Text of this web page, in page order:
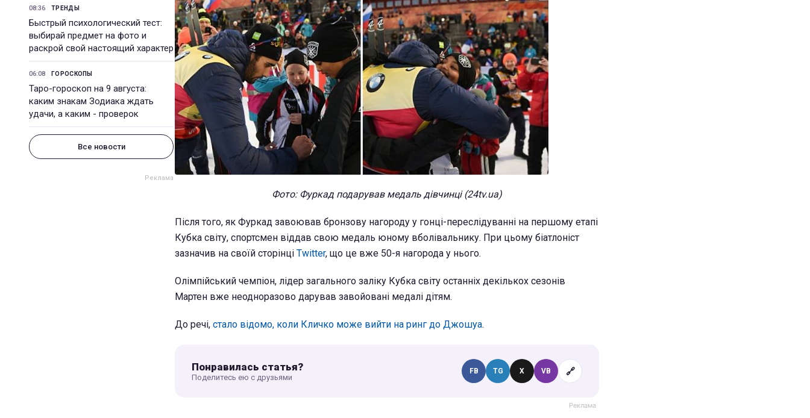
08:36 ТРЕНДЫ
Быстрый психологический тест:
выбирай предмет на фото и
раскрой свой настоящий характер
06:08 ГОРОСКОПЫ
Таро-гороскоп на 9 августа:
каким знакам Зодиака ждать
удачи, а каким - проверок
Все новости
Фото: Фуркад подарував медаль дівчинці (24tv.ua)
Після того, як Фуркад завоював бронзову нагороду у гонці-переслідуванні на першому етапі
Кубка світу, спортсмен віддав свою медаль юному вболівальнику. При цьому біатлоніст
зазначив на своїй сторінці Twitter, що це вже 50-я нагорода у нього.
Олімпійський чемпіон, лідер загального заліку Кубка світу останніх декількох сезонів
Мартен вже неодноразово дарував завойовані медалі дітям.
До речі, стало відомо, коли Кличко може вийти на ринг до Джошуа.
Понравилась статья?
Поделитесь ею с друзьями
FB TG X VB 🔗